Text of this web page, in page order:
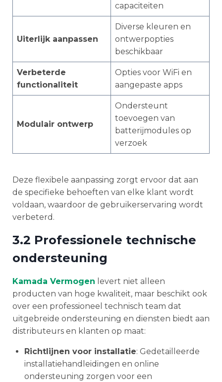
capaciteiten
Uiterlijk aanpassen
Diverse kleuren en
ontwerpopties
beschikbaar
Verbeterde
functionaliteit
Opties voor WiFi en
aangepaste apps
Modulair ontwerp
Ondersteunt
toevoegen van
batterijmodules op
verzoek
Deze flexibele aanpassing zorgt ervoor dat aan
de specifieke behoeften van elke klant wordt
voldaan, waardoor de gebruikerservaring wordt
verbeterd.
3.2 Professionele technische
ondersteuning
Kamada Vermogen levert niet alleen
producten van hoge kwaliteit, maar beschikt ook
over een professioneel technisch team dat
uitgebreide ondersteuning en diensten biedt aan
distributeurs en klanten op maat:
Richtlijnen voor installatie: Gedetailleerde
installatiehandleidingen en online
ondersteuning zorgen voor een